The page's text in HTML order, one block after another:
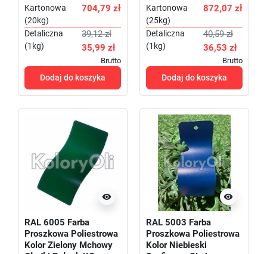
Kartonowa
(20kg)
704,79 zł
Detaliczna
(1kg)
39,12 zł
35,99 zł
Brutto
Dodaj do koszyka
Kartonowa
(25kg)
872,07 zł
Detaliczna
(1kg)
40,59 zł
36,53 zł
Brutto
Dodaj do koszyka

RAL 6005 Farba
Proszkowa Poliestrowa
Kolor Zielony Mchowy

RAL 5003 Farba
Proszkowa Poliestrowa
Kolor Niebieski